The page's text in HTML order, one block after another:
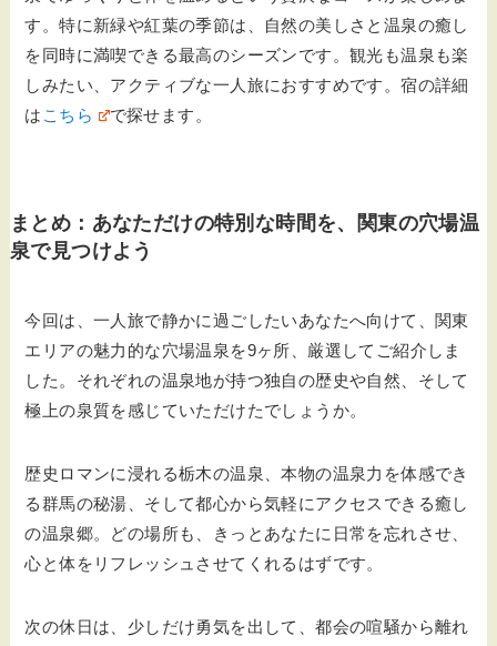
す。特に新緑や紅葉の季節は、自然の美しさと温泉の癒し
を同時に満喫できる最高のシーズンです。観光も温泉も楽
しみたい、アクティブな一人旅におすすめです。宿の詳細
は こちら で探せます。
まとめ：あなただけの特別な時間を、関東の穴場温
泉で見つけよう
今回は、一人旅で静かに過ごしたいあなたへ向けて、関東
エリアの魅力的な穴場温泉を9ヶ所、厳選してご紹介しま
した。それぞれの温泉地が持つ独自の歴史や自然、そして
極上の泉質を感じていただけたでしょうか。
歴史ロマンに浸れる栃木の温泉、本物の温泉力を体感でき
る群馬の秘湯、そして都心から気軽にアクセスできる癒し
の温泉郷。どの場所も、きっとあなたに日常を忘れさせ、
心と体をリフレッシュさせてくれるはずです。
次の休日は、少しだけ勇気を出して、都会の喧騒から離れ